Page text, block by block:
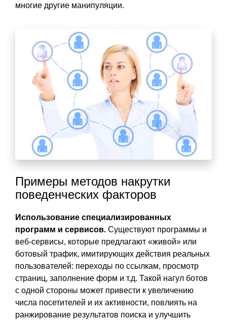
многие другие манипуляции.
Примеры методов накрутки
поведенческих факторов
Использование специализированных
программ и сервисов. Существуют программы и
веб-сервисы, которые предлагают «живой» или
ботовый трафик, имитирующих действия реальных
пользователей: переходы по ссылкам, просмотр
страниц, заполнение форм и т.д. Такой нагул ботов
с одной стороны может привести к увеличению
числа посетителей и их активности, повлиять на
ранжирование результатов поиска и улучшить